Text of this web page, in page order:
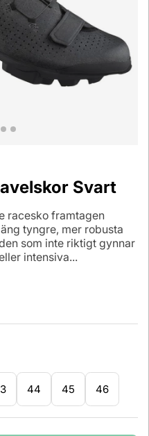
Svart
racesko framtagen
tyngre, mer robusta
som inte riktigt gynnar
intensiva...
44 45 46